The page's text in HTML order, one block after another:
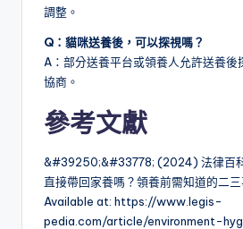
調整。
Q：貓咪送養後，可以探視嗎？
A：部分送養平台或領養人允許送養後
協商。
參考文獻
&#39250;&#33778; (2024) 法律百
直接帶回家養嗎？領養前需知道的二三
Available at: https://www.legis-
pedia.com/article/environment-